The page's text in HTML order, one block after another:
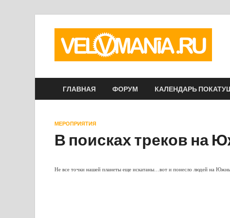
ГЛАВНАЯ ФОРУМ КАЛЕНДАРЬ
МЕРОПРИЯТИЯ
В поисках треков на
Не все точки нашей планеты еще искатаны…вот и понесло людей на